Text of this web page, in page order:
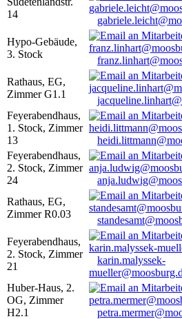
14
Hypo-Gebäude,
3. Stock
Rathaus, EG,
Zimmer G1.1
Feyerabendhaus,
1. Stock, Zimmer
13
Feyerabendhaus,
2. Stock, Zimmer
24
Rathaus, EG,
Zimmer R0.03
Feyerabendhaus,
2. Stock, Zimmer
21
karin.malyssek-
Huber-Haus, 2.
OG, Zimmer
H2.1